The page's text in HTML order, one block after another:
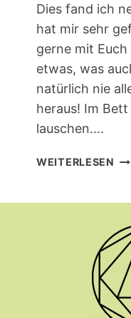
Dies fand ich
hat mir sehr
gerne mit
etwas, was
natürlich nie
heraus! Im
lauschen….
WEITERLESEN 24